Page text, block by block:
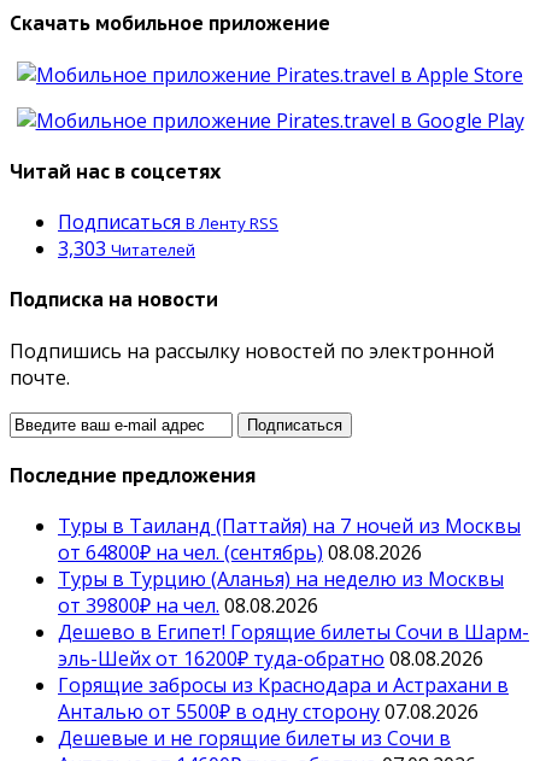
Скачать мобильное приложение
Читай нас в соцсетях
Подписаться В Ленту RSS
3,303 Читателей
Подписка на новости
Подпишись на рассылку новостей по электронной
почте.
Последние предложения
Туры в Таиланд (Паттайя) на 7 ночей из Москвы
от 64800₽ на чел. (сентябрь) 08.08.2026
Туры в Турцию (Аланья) на неделю из Москвы
от 39800₽ на чел. 08.08.2026
Дешево в Египет! Горящие билеты Сочи в Шарм-
эль-Шейх от 16200₽ туда-обратно 08.08.2026
Горящие забросы из Краснодара и Астрахани в
Анталью от 5500₽ в одну сторону07.08.2026
Дешевые и не горящие билеты из Сочи в